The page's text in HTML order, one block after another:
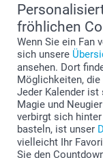
fröhlichen
Wenn Sie ein Fan
sich unsere
ansehen. Dort
Möglichkeiten, die
Jeder Kalender
Magie und
verbirgt sich hinter
basteln, ist unser
vielleicht Ihr
Sie den